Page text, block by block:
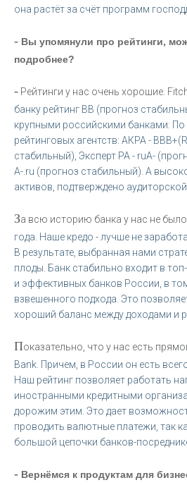
она растёт за счёт программ
- Вы упомянули про рейтинги,
подробнее?
- Рейтинги у нас очень хорошие.
банку рейтинг ВВ (прогноз
крупными российскими банками:
рейтинговых агентств: АКРА -
стабильный), Эксперт РА - ruА-
А-.ru (прогноз стабильный). А
активов, подтверждено
За всю историю банка у нас не
года. Наше кредо - лучше не
В результате, выбранная нами
плоды. Банк стабильно входит в
и эффективных банков России, в
взвешенного подхода. Это
хороший баланс между доходами и
Показательно, что у нас есть
Bank. Причем, в России он есть
Наш рейтинг позволяет работать
иностранными кредитными
дорожим этим. Это дает
проводить валютные платежи, так
большой цепочки банков-
- Вернёмся к продуктам для